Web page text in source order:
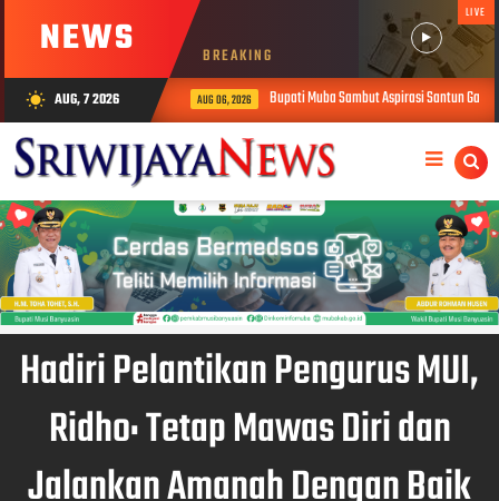
NEWS BREAKING
LIVE
wb_sunny AUG, 7 2026 AUG 06, 2026 Bupati Muba Sambut Aspirasi Santun Gabungan
Hadiri Pelantikan Pengurus MUI,
Ridho: Tetap Mawas Diri dan
Jalankan Amanah Dengan Baik